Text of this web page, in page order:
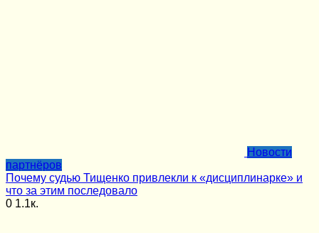
Новости
партнёров
Почему судью Тищенко привлекли к «дисциплинарке» и
что за этим последовало
0 1.1к.